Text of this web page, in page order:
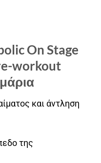
On Stage
workout
και άντληση
της